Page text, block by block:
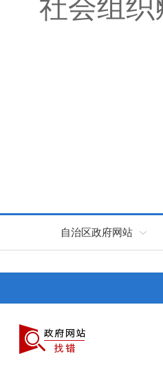
社会组
自治区政府网站